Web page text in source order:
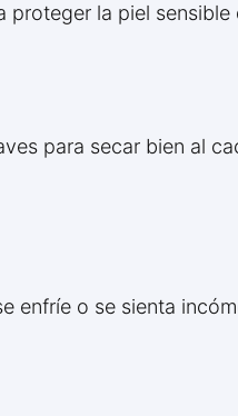
proteger la piel
para secar bien al
enfríe o se sienta